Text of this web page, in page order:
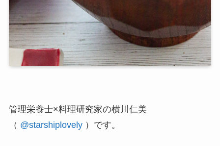
管理栄養士×料理研究家の横川仁美
（ @starshiplovely）です。